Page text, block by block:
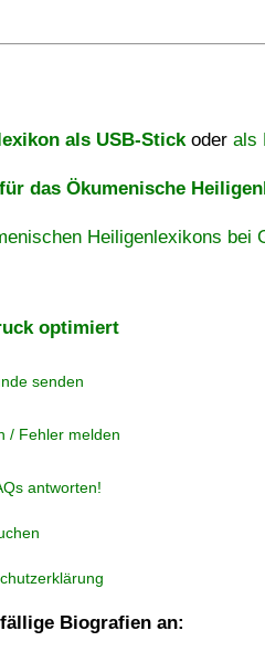
als USB-Stickoder als
das Ökumenische
Heiligenlexikons bei
optimiert
senden
/ Fehler melden
antworten!
Biografien an: